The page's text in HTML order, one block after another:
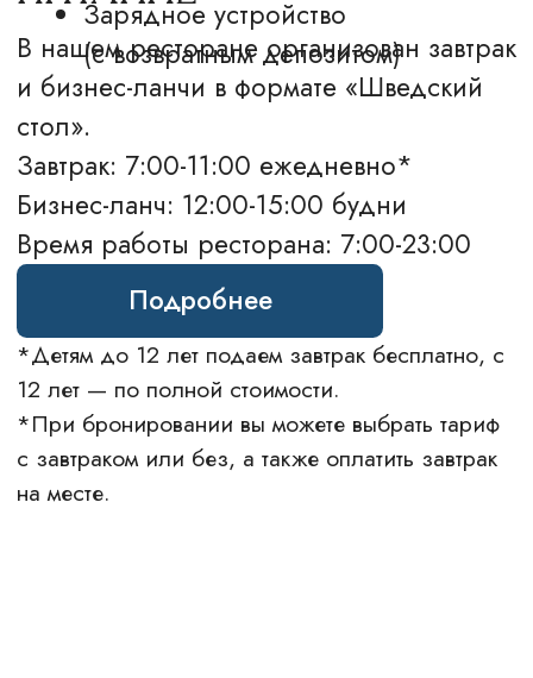
Свадьбы
Банкеты
Конференции
Афиша
Досуг в Калуге
Для бизнеса
Услуги
Люкс
Семейный
Апартаменты
ИНФОРМАЦИЯ
Спецпредложения
Бронирование
Вакансии
Контакты
FAQ
Блог